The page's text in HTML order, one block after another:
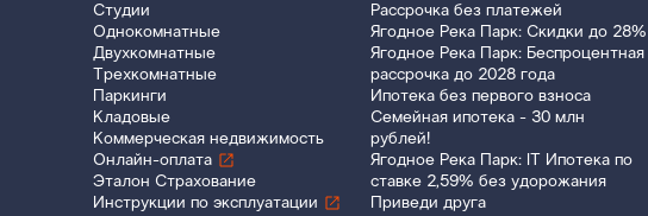
Студии
Однокомнатные
Двухкомнатные
Трехкомнатные
Паркинги
Кладовые
Коммерческая недвижимость
Онлайн-оплата
Эталон Страхование
Инструкции по эксплуатации
Рассрочка без платежей
Ягодное Река Парк: Скидки до 28%
Ягодное Река Парк: Беспроцентная
рассрочка до 2028 года
Ипотека без первого взноса
Семейная ипотека - 30 млн
рублей!
Ягодное Река Парк: IT Ипотека по
ставке 2,59% без удорожания
Приведи друга